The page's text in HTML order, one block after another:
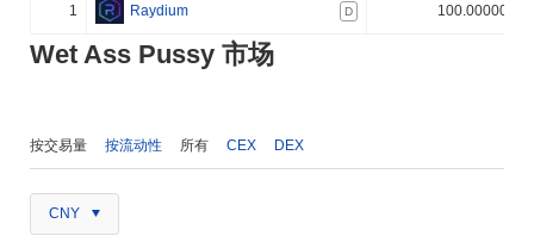
1 Raydium D 100.000000%
Wet Ass Pussy 市场
按交易量 按流动性 所有 CEX DEX
CNY